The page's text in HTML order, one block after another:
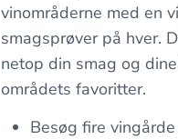
vinområderne med en
smagsprøver på hver.
netop din smag og
områdets favoritter.
Besøg fire